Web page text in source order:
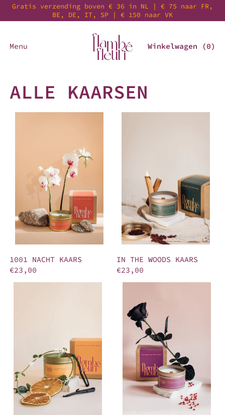
Gratis verzending boven € 36 in NL | € 75 naar FR,
BE, DE, IT, SP | € 150 naar VK
Menu Winkelwagen (0)
ALLE KAARSEN
1001 NACHT KAARS
€23,00
IN THE WOODS KAARS
€23,00